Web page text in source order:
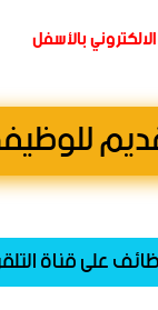
بالأسفل
على قناة